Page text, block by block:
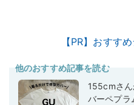
【PR】おすす
他のおすすめ記事を読む
155cmさ
バーペプラ